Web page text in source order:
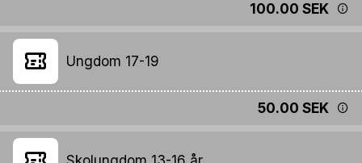
100.00 SEK
Ungdom 17-19
50.00 SEK